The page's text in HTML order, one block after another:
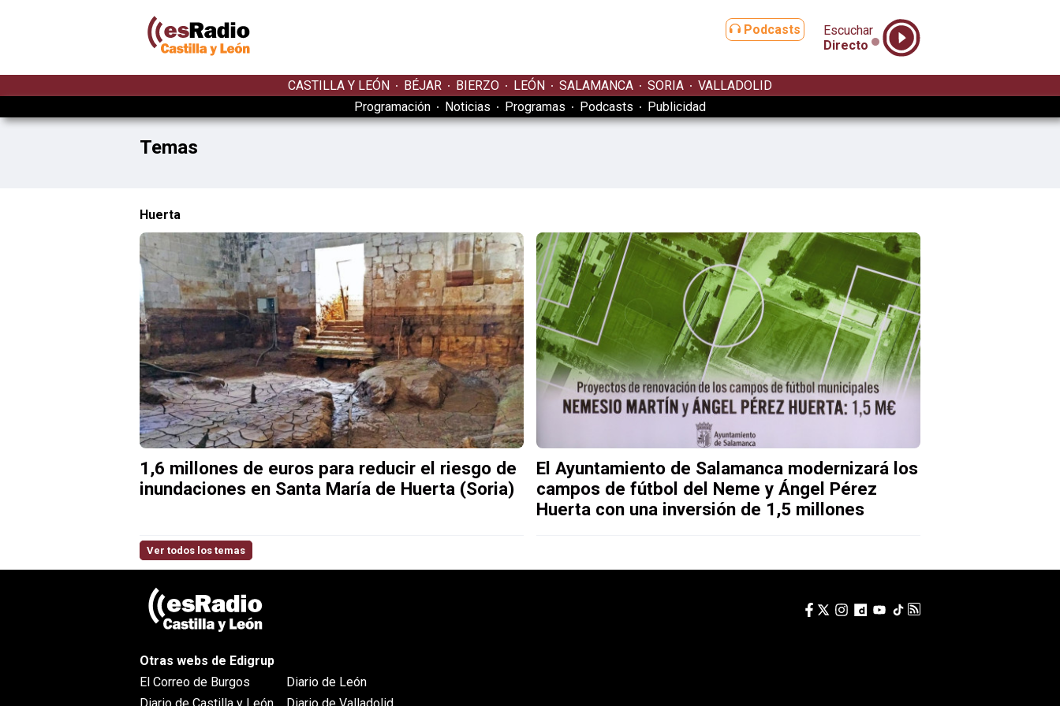
Podcasts
Escuchar
Directo
CASTILLA Y LEÓN BÉJAR BIERZO LEÓN SALAMANCA SORIA
VALLADOLID
Programación
Noticias Programas Podcasts Publicidad
Temas
Huerta
1,6 millones de euros para reducir el riesgo de
inundaciones en Santa María de Huerta (Soria)
El Ayuntamiento de Salamanca modernizará los
campos de fútbol del Neme y Ángel Pérez
Huerta con una inversión de 1,5 millones
Ver todos los temas
Otras webs de Edigrup
El Correo de Burgos
Diario de León